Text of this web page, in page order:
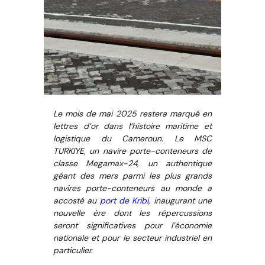
Le mois de mai 2025 restera marqué en
lettres d’or dans l’histoire maritime et
logistique du Cameroun. Le MSC
TURKIYE, un navire porte-conteneurs de
classe Megamax-24, un authentique
géant des mers parmi les plus grands
navires porte-conteneurs au monde a
accosté au port de Kribi, inaugurant une
nouvelle ère dont les répercussions
seront significatives pour l’économie
nationale et pour le secteur industriel en
particulier.